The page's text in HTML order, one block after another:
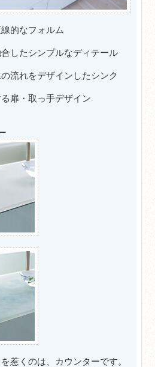
的なフォルム
したシンプルなディテール
流れをデザインしたシンク
扉・取っ手デザイン
ー
惹くのは、カウンターです。